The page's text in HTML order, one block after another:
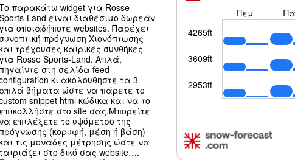
παρακάτω widget για Rosse
Land είναι διαθέσιμο δωρεάν
για οποιαδήποτε websites. Παρέχει
συνοπτική πρόγνωση Χιονόπτωσης
τρέχουσες καιρικές συνθήκες
για Rosse Sports-Land. Απλά,
στη σελίδα feed
κι ακολουθήστε τα 3
απλά βήματα ώστε να πάρετε το
snippet html κώδικα και να το
επικολλήστε στο site σας.Μπορείτε
επιλέξετε το υψόμετρο της
(κορυφή, μέση ή βάση)
τις μονάδες μέτρησης ώστε να
ταιριάζει στο δικό σας website….